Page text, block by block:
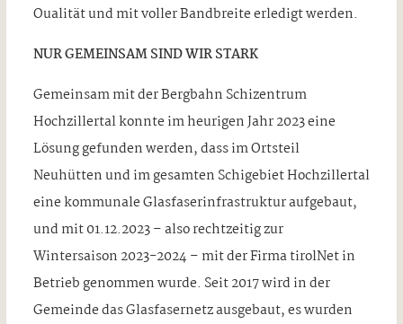
Oualität und mit voller Bandbreite erledigt werden.
NUR GEMEINSAM SIND WIR STARK
Gemeinsam mit der Bergbahn Schizentrum
Hochzillertal konnte im heurigen Jahr 2023 eine
Lösung gefunden werden, dass im Ortsteil
Neuhütten und im gesamten Schigebiet Hochzillertal
eine kommunale Glasfaserinfrastruktur aufgebaut,
und mit 01.12.2023 – also rechtzeitig zur
Wintersaison 2023-2024 – mit der Firma tirolNet in
Betrieb genommen wurde. Seit 2017 wird in der
Gemeinde das Glasfasernetz ausgebaut, es wurden